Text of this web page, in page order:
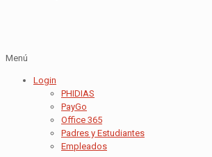
Menú
Login
PHIDIAS
PayGo
Office 365
Padres y Estudiantes
Empleados